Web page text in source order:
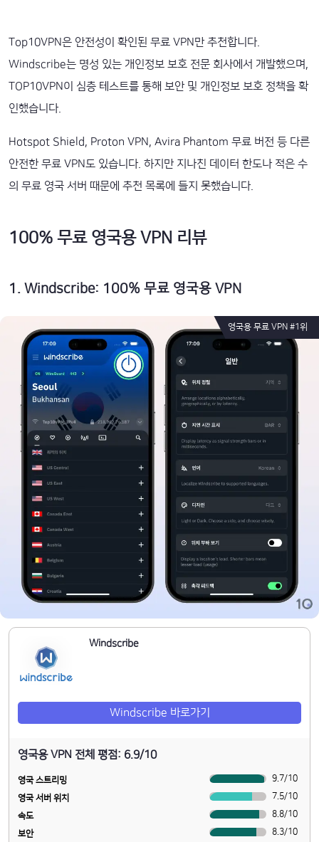
Top10VPN은 안전성이 확인된 무료 VPN만 추천합니다.
Windscribe는 명성 있는 개인정보 보호 전문 회사에서 개발했으며,
TOP10VPN이 심층 테스트를 통해 보안 및 개인정보 보호 정책을 확
인했습니다.
Hotspot Shield, Proton VPN, Avira Phantom 무료 버전 등 다른
안전한 무료 VPN도 있습니다. 하지만 지나친 데이터 한도나 적은 수
의 무료 영국 서버 때문에 추천 목록에 들지 못했습니다.
100% 무료 영국용 VPN 리뷰
1 . Windscribe: 100% 무료 영국용 VPN
영국용 무료 VPN #1위
Windscribe
Windscribe 바로가기
영국용 VPN 전체 평점: 6.9/10
영국 스트리밍 9.7/10
영국 서버 위치 7.5/10
속도 8.8/10
보안 8.3/10